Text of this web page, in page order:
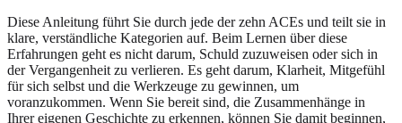
Diese Anleitung führt Sie durch jede der zehn ACEs und teilt sie in
klare, verständliche Kategorien auf. Beim Lernen über diese
Erfahrungen geht es nicht darum, Schuld zuzuweisen oder sich in
der Vergangenheit zu verlieren. Es geht darum, Klarheit, Mitgefühl
für sich selbst und die Werkzeuge zu gewinnen, um
voranzukommen. Wenn Sie bereit sind, die Zusammenhänge in
Ihrer eigenen Geschichte zu erkennen, können Sie damit beginnen,